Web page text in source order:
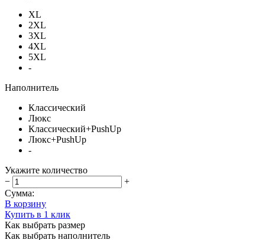
XL
2XL
3XL
4XL
5XL
-
Наполнитель
Классический
Люкс
Классический+PushUp
Люкс+PushUp
-
Укажите количество
−
+
Сумма:
В корзину
Купить в 1 клик
Как выбрать размер
Как выбрать наполнитель